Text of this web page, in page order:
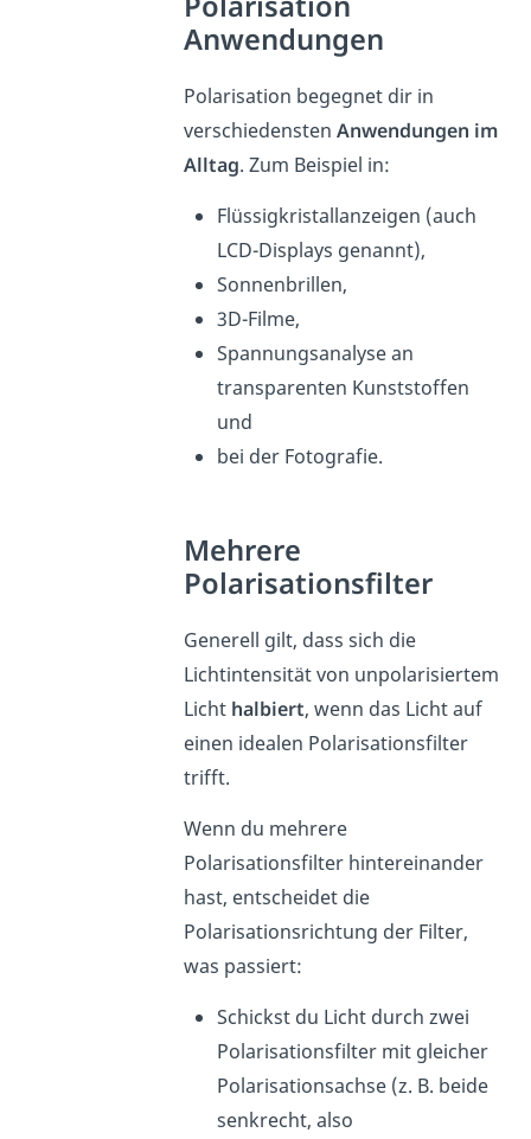
Anwendungen
Polarisation begegnet dir in
verschiedenstenAnwendungen im
Alltag. Zum Beispiel in:
Flüssigkristallanzeigen (auch
LCD-Displays genannt),
Sonnenbrillen,
3D-Filme,
Spannungsanalyse an
transparenten Kunststoffen
und
bei der Fotografie.
Mehrere
Polarisationsfilter
Generell gilt, dass sich die
Lichtintensität von unpolarisiertem
Licht halbiert, wenn das Licht auf
einen idealen Polarisationsfilter
trifft.
Wenn du mehrere
Polarisationsfilter hintereinander
hast, entscheidet die
Polarisationsrichtung der Filter,
was passiert:
Schickst du Licht durch zwei
Polarisationsfilter mit gleicher
Polarisationsachse (z. B. beide
senkrecht, also